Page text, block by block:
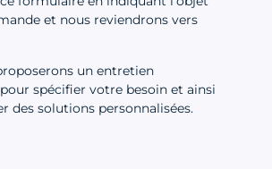
et nous reviendrons vers
un entretien
spécifier votre besoin et ainsi
des solutions personnalisées.